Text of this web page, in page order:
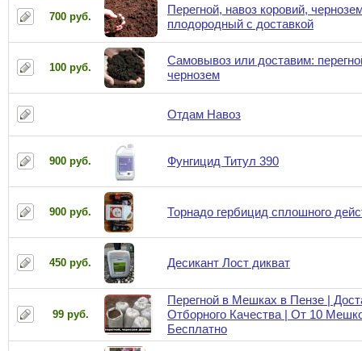
700 руб.
Перегной, навоз коровий,
плодородный с доставкой
100 руб.
Самовывоз или доставим:
чернозем
Отдам Навоз
900 руб. Фунгицид Титул 390
900 руб. Торнадо гербицид сплошного
450 руб. Десикант Лост дикват
99 руб.
Перегной в Мешках в Пензе |
Отборного Качества | От 10
Бесплатно